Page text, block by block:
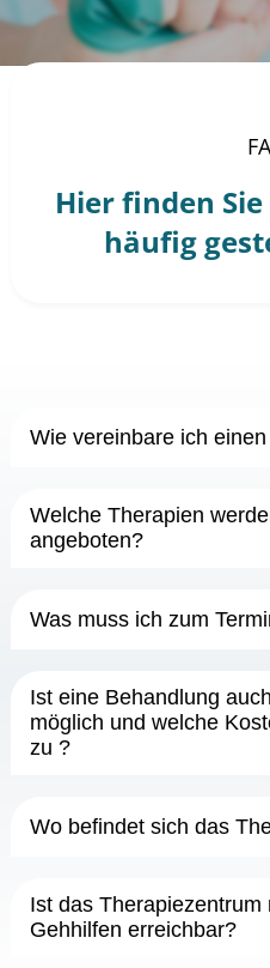
Hier finden
häufig
Wie vereinbare ich
Welche Therapien
angeboten?
Was muss ich zum
Ist eine Behandlung
möglich und welche
zu ?
Wo befindet sich das
Ist das
Gehhilfen erreichbar?